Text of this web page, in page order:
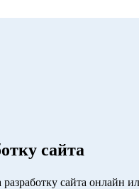
сайта
сайта онлайн